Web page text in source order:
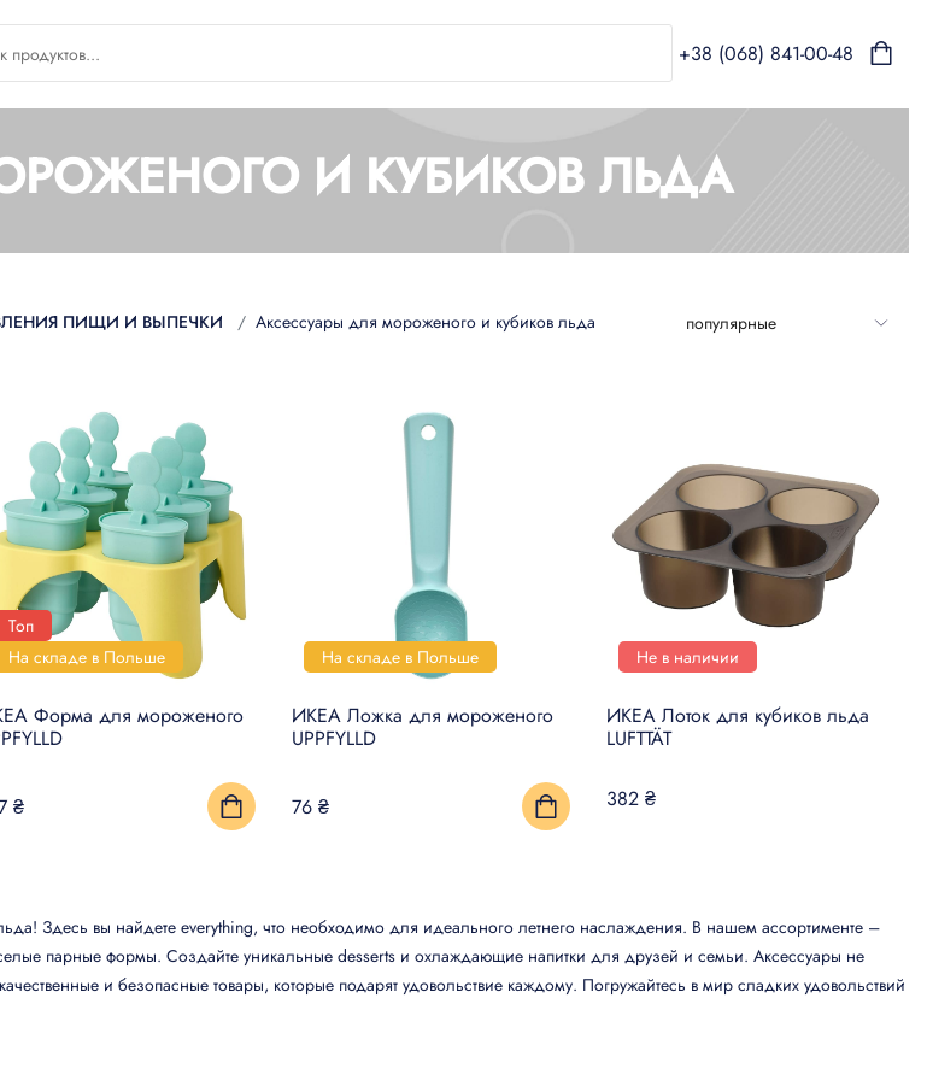
+38 (068) 841-00-48
И КУБИКОВ ЛЬДА
ПИЩИ И ВЫПЕЧКИ Аксессуары для мороженого и кубиков льда
Топ
На складе в Польше
Форма для мороженого
₴
На складе в Польше
ИКЕА Ложка для мороженого
UPPFYLLD
76 ₴
Не в наличии
ИКЕА Лоток для кубиков льда
LUFTTÄT
382 ₴
Здесь вы найдете everything, что необходимо для идеального летнего наслаждения. В нашем ассортименте –
парные формы. Создайте уникальные desserts и охлаждающие напитки для друзей и семьи. Аксессуары не
и безопасные товары, которые подарят удовольствие каждому. Погружайтесь в мир сладких удовольствий